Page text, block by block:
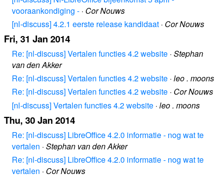
vooraankondiging - · Cor Nouws
[nl-discuss] 4.2.1 eerste release kandidaat · Cor Nouws
Fri, 31 Jan 2014
Re: [nl-discuss] Vertalen functies 4.2 website · Stephan
van den Akker
Re: [nl-discuss] Vertalen functies 4.2 website · leo . moons
Re: [nl-discuss] Vertalen functies 4.2 website · Cor Nouws
[nl-discuss] Vertalen functies 4.2 website · leo . moons
Thu, 30 Jan 2014
Re: [nl-discuss] LibreOffice 4.2.0 informatie - nog wat te
vertalen · Stephan van den Akker
Re: [nl-discuss] LibreOffice 4.2.0 informatie - nog wat te
vertalen · Cor Nouws